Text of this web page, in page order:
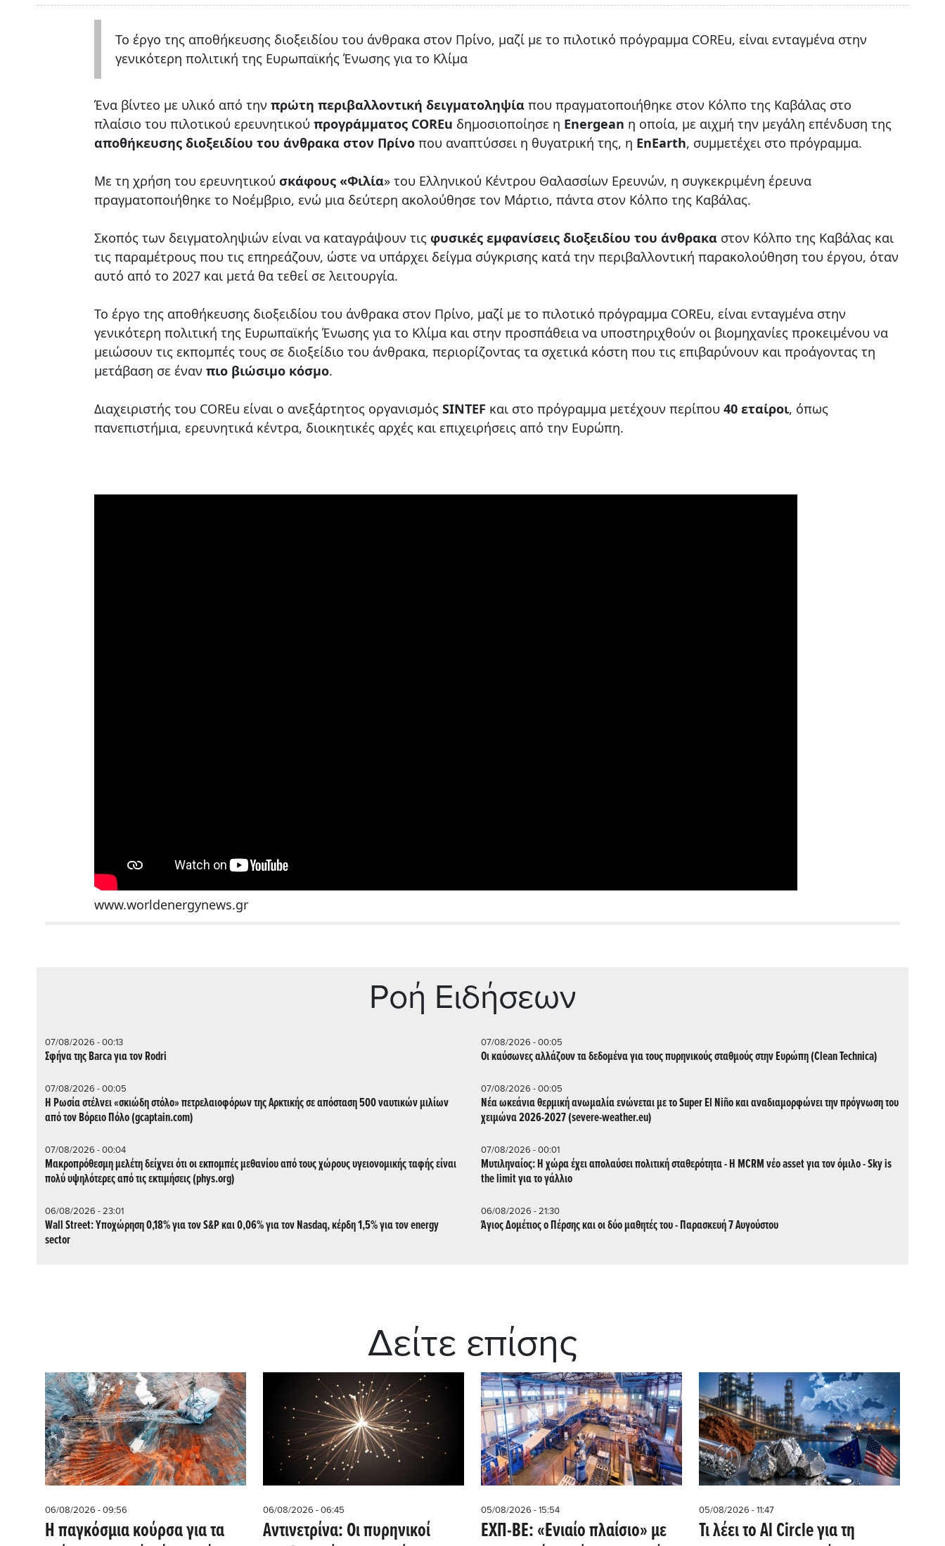
Το έργο της αποθήκευσης διοξειδίου του άνθρακα στον Πρίνο, μαζί με το πιλοτικό πρόγραμμα COREu, είναι ενταγμένα στην
γενικότερη πολιτική της Ευρωπαϊκής Ένωσης για το Κλίμα
Ένα βίντεο με υλικό από την πρώτη περιβαλλοντική δειγματοληψία που πραγματοποιήθηκε στον Κόλπο της Καβάλας στο
πλαίσιο του πιλοτικού ερευνητικού προγράμματος COREu δημοσιοποίησε η Energean η οποία, με αιχμή την μεγάλη επένδυση της
αποθήκευσης διοξειδίου του άνθρακα στον Πρίνο που αναπτύσσει η θυγατρική της, η EnEarth, συμμετέχει στο πρόγραμμα.
Με τη χρήση του ερευνητικού σκάφους «Φιλία» του Ελληνικού Κέντρου Θαλασσίων Ερευνών, η συγκεκριμένη έρευνα
πραγματοποιήθηκε το Νοέμβριο, ενώ μια δεύτερη ακολούθησε τον Μάρτιο, πάντα στον Κόλπο της Καβάλας.
Σκοπός των δειγματοληψιών είναι να καταγράψουν τις φυσικές εμφανίσεις διοξειδίου του άνθρακα στον Κόλπο της Καβάλας και
τις παραμέτρους που τις επηρεάζουν, ώστε να υπάρχει δείγμα σύγκρισης κατά την περιβαλλοντική παρακολούθηση του έργου, όταν
αυτό από το 2027 και μετά θα τεθεί σε λειτουργία.
Το έργο της αποθήκευσης διοξειδίου του άνθρακα στον Πρίνο, μαζί με το πιλοτικό πρόγραμμα COREu, είναι ενταγμένα στην
γενικότερη πολιτική της Ευρωπαϊκής Ένωσης για το Κλίμα και στην προσπάθεια να υποστηριχθούν οι βιομηχανίες προκειμένου να
μειώσουν τις εκπομπές τους σε διοξείδιο του άνθρακα, περιορίζοντας τα σχετικά κόστη που τις επιβαρύνουν και προάγοντας τη
μετάβαση σε έναν πιο βιώσιμο κόσμο.
Διαχειριστής του COREu είναι ο ανεξάρτητος οργανισμός SINTEF και στο πρόγραμμα μετέχουν περίπου 40 εταίροι, όπως
πανεπιστήμια, ερευνητικά κέντρα, διοικητικές αρχές και επιχειρήσεις από την Ευρώπη.
www.worldenergynews.gr
Ρoή Ειδήσεων
07/08/2026 - 00:13
Σφήνα της Barca για τον Rodri
07/08/2026 - 00:05
Οι καύσωνες αλλάζουν τα δεδομένα για τους πυρηνικούς σταθμούς στην Ευρώπη (Clean Technica)
07/08/2026 - 00:05
Η Ρωσία στέλνει «σκιώδη στόλο» πετρελαιοφόρων της Αρκτικής σε απόσταση 500 ναυτικών μιλίων
από τον Βόρειο Πόλο (gcaptain.com)
07/08/2026 - 00:05
Νέα ωκεάνια θερμική ανωμαλία ενώνεται με το Super El Niño και αναδιαμορφώνει την πρόγνωση του
χειμώνα 2026-2027 (severe-weather.eu)
07/08/2026 - 00:04
Μακροπρόθεσμη μελέτη δείχνει ότι οι εκπομπές μεθανίου από τους χώρους υγειονομικής ταφής είναι
πολύ υψηλότερες από τις εκτιμήσεις (phys.org)
07/08/2026 - 00:01
Μυτιληναίος: Η χώρα έχει απολαύσει πολιτική σταθερότητα - Η MCRM νέο asset για τον όμιλο - Sky is
the limit για το γάλλιο
06/08/2026 - 23:01
Wall Street: Υποχώρηση 0,18% για τον S&P και 0,06% για τον Nasdaq, κέρδη 1,5% για τον energy
sector
06/08/2026 - 21:30
Άγιος Δομέτιος ο Πέρσης και οι δύο μαθητές του - Παρασκευή 7 Αυγούστου
Δείτε επίσης
06/08/2026 - 09:56
Η παγκόσμια κούρσα για τα
06/08/2026 - 06:45
Αντινετρίνα: Οι πυρηνικοί
05/08/2026 - 15:54
ΕΧΠ-ΒΕ: «Ενιαίο πλαίσιο» με
05/08/2026 - 11:47
Τι λέει το Al Circle για τη